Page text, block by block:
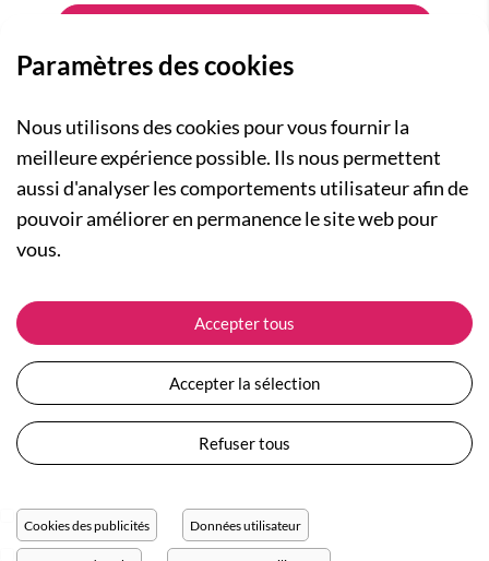
A PROPOS
Qui sommes-nous ?
Actualités
Nos engagements
Plan du site
Devenir revendeur
NOS RUBRIQUES
Collection Femme
Collection Enfants
Les Totebags
Nos différents thèmes
ASSISTANCE
Suivre ma commande
Expédition et livraison
Retour et remboursement
Moyens de paiement
Questions / Réponses
Conditions générales de vente
Protection des données personnelles
Réglage des cookies
Paramètres des cookies
Nous utilisons des cookies pour vous fournir la
meilleure expérience possible. Ils nous permettent
aussi d'analyser les comportements utilisateur afin de
pouvoir améliorer en permanence le site web pour
vous.
Accepter tous
Accepter la sélection
Refuser tous
Cookies des publicités Données utilisateur